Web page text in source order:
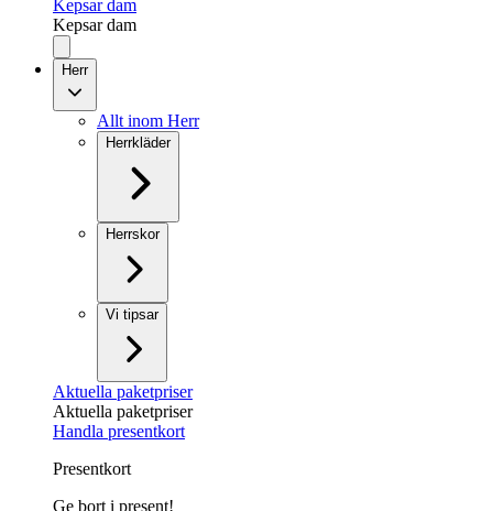
Kepsar dam
Kepsar dam
Herr
Allt inom Herr
Herrkläder
Herrskor
Vi tipsar
Aktuella paketpriser
Aktuella paketpriser
Handla presentkort
Presentkort
Ge bort i present!